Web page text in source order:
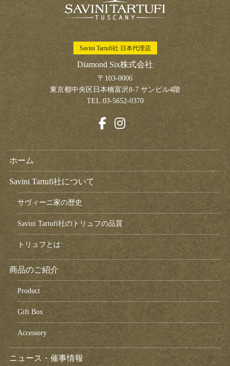
Savini Tartufi社 日本代理店
Diamond Six株式会社
〒103-0006
東京都中央区日本橋富沢8-7 サンビル4階
TEL.03-5652-0370
ホーム
Savini Tartufi社について
サヴィーニ家の歴史
Savini Tartufi社のトリュフの品質
トリュフとは
商品のご紹介
Product
Gift Box
Accessory
ニュース・催事情報